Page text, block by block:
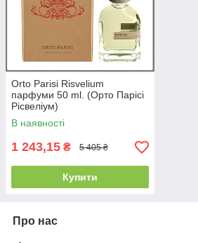
Orto Parisi Risvelium
парфуми 50 ml. (Орто Парісі
Рісвеліум)
В наявності
1 243,15 ₴ 5 405 ₴
Купити
Про нас